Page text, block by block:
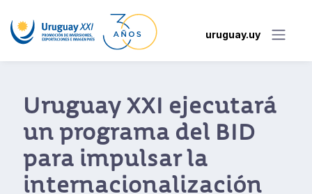
uruguay.uy
Uruguay XXI ejecutará
un programa del BID
para impulsar la
internacionalización